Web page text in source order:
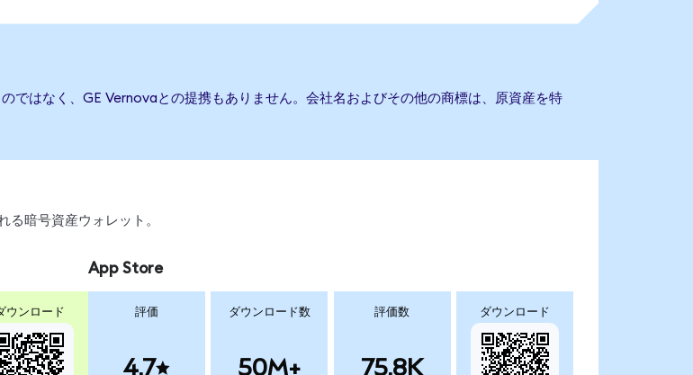
ではなく、GE Vernovaとの提携もありません。会社名およびその他の商標は、原資産を特
暗号資産ウォレット。
ウンロード
App Store
評価
4.7
ダウンロード数
50M+
評価数
75.8K
ダウンロード